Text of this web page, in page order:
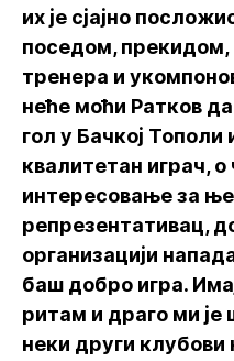
их је сјајно
поседом,
тренера и
неће моћи Ратков
гол у Бачкој Тополи
квалитетан играч,
интересовање за
репрезентативац,
организацији
баш добро игра.
ритам и драго ми је
неки други